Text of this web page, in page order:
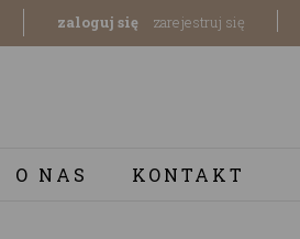
zaloguj się zarejestruj się
O NAS KONTAKT